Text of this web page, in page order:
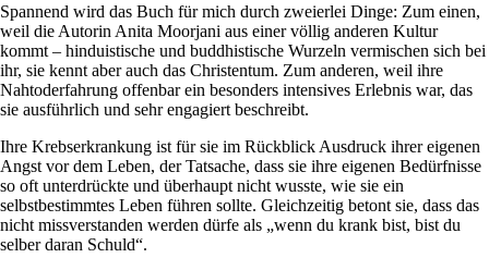
Spannend wird das Buch für mich durch zweierlei Dinge: Zum einen,
weil die Autorin Anita Moorjani aus einer völlig anderen Kultur
kommt – hinduistische und buddhistische Wurzeln vermischen sich bei
ihr, sie kennt aber auch das Christentum. Zum anderen, weil ihre
Nahtoderfahrung offenbar ein besonders intensives Erlebnis war, das
sie ausführlich und sehr engagiert beschreibt.
Ihre Krebserkrankung ist für sie im Rückblick Ausdruck ihrer eigenen
Angst vor dem Leben, der Tatsache, dass sie ihre eigenen Bedürfnisse
so oft unterdrückte und überhaupt nicht wusste, wie sie ein
selbstbestimmtes Leben führen sollte. Gleichzeitig betont sie, dass das
nicht missverstanden werden dürfe als „wenn du krank bist, bist du
selber daran Schuld“.